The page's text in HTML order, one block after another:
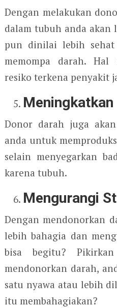
Dengan melakukan
dalam tubuh anda akan
pun dinilai lebih sehat
memompa darah.
resiko terkena penyakit
Donor darah juga
anda untuk
selain menyegarkan
karena tubuh.
Mengurangi
Dengan mendonorkan
lebih bahagia dan
bisa begitu?
mendonorkan darah,
satu nyawa atau lebih
itu membahagiakan?